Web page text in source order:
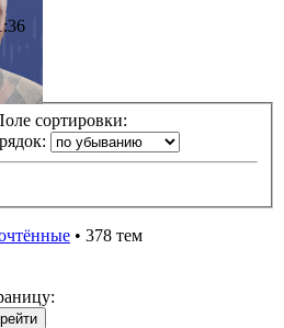
сортировки:
• 378 тем